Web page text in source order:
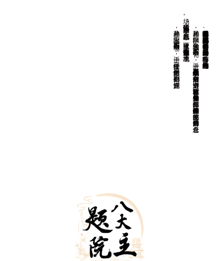
湘峪古堡是明代后期户部尚书孙居相、都察院右副都御史孙鼎相兄弟的故居。在《明史》中有孙居相传，孙鼎相附于孙居相传后，有一简略小传。光绪《沁水县志》二人均有传。
孙居相，
字拱阳，
又字伯辅，
明万历二十年（1
5
9
2
）进士，
任恩县（今山东平原县恩城镇）知县。
后任南京御史、
巡漕御史，
以直言敢谏著称。
天启初年升光禄少卿、
兵部左侍郎，
崇祯初年改任户部左侍郎、
吏部左侍郎，
后晋升户部尚书，
总督仓
场。因通信中说“
国事日非，
邪氛益恶”
，
被逮下狱，
谪戍潞州（今山西长治市），
卒于戍地。
孙鼎相，字玉阳，明万历二十六年（1598）进士，任松江推官。
后任吏部郎中、副都御史、湖广巡抚。